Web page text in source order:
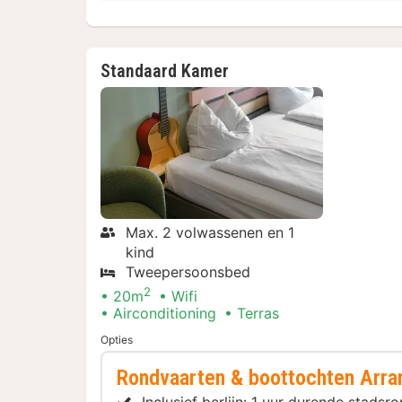
Standaard Kamer
Max. 2 volwassenen en 1
kind
Tweepersoonsbed
20m2
Wifi
Airconditioning
Terras
Opties
Rondvaarten & boottochten